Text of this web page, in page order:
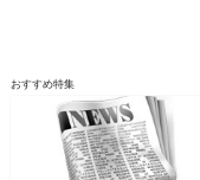
おすすめ特集